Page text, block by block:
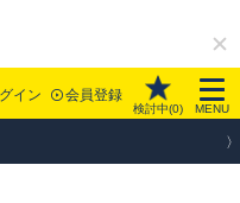
イン 会員登録
検討中(0) MENU